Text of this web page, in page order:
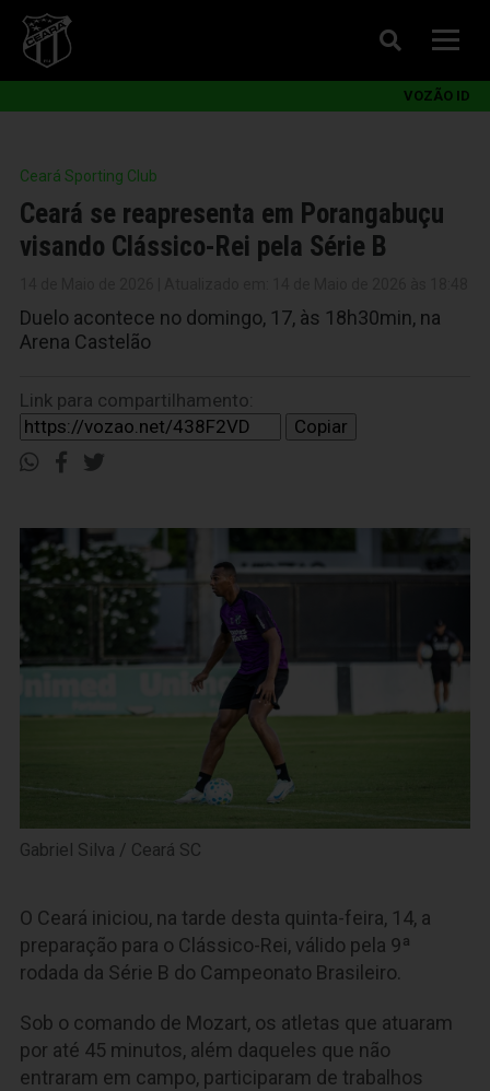
VOZÃO ID
Ceará Sporting Club
Ceará se reapresenta em Porangabuçu
visando Clássico-Rei pela Série B
Duelo acontece no domingo, 17, às 18h30min, na
Arena Castelão
Link para compartilhamento:
Copiar
Gabriel Silva / Ceará SC
O Ceará iniciou, na tarde desta quinta-feira, 14, a
preparação para o Clássico-Rei, válido pela 9ª
rodada da Série B do Campeonato Brasileiro.
Sob o comando de Mozart, os atletas que atuaram
por até 45 minutos, além daqueles que não
entraram em campo, participaram de trabalhos